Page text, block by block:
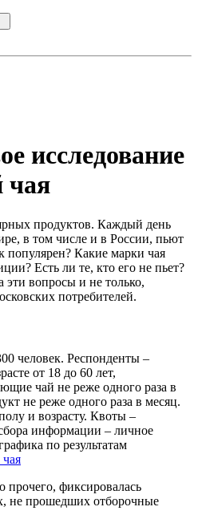
исследование
чая
продуктов. Каждый день
в том числе и в России, пьют
популярен? Какие марки чая
Есть ли те, кто его не пьет?
эти вопросы и не только,
потребителей.
человек. Респонденты –
от 18 до 60 лет,
чай не реже одного раза в
не реже одного раза в месяц.
и возрасту. Квоты –
информации – личное
по результатам
прочего, фиксировалась
не прошедших отборочные